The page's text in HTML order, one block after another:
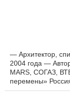
— Архитектор,
2004 года —
MARS, СОГАЗ,
перемены»